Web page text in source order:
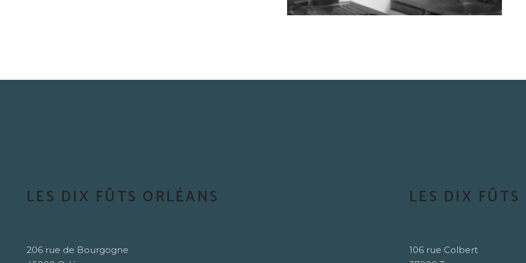
LES DIX FÛTS ORLÉANS
206 rue de Bourgogne
LES DIX FÛTS
106 rue Colbert